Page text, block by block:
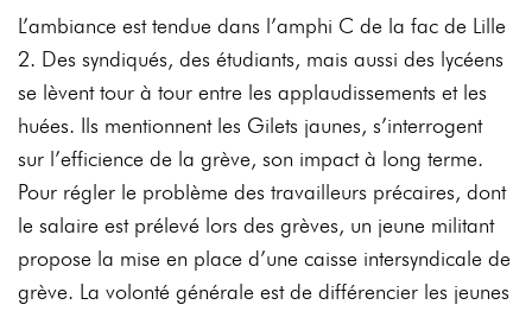
L’ambiance est tendue dans l’amphi C de la fac de Lille
2. Des syndiqués, des étudiants, mais aussi des lycéens
se lèvent tour à tour entre les applaudissements et les
huées. Ils mentionnent les Gilets jaunes, s’interrogent
sur l’efficience de la grève, son impact à long terme.
Pour régler le problème des travailleurs précaires, dont
le salaire est prélevé lors des grèves, un jeune militant
propose la mise en place d’une caisse intersyndicale de
grève. La volonté générale est de différencier les jeunes